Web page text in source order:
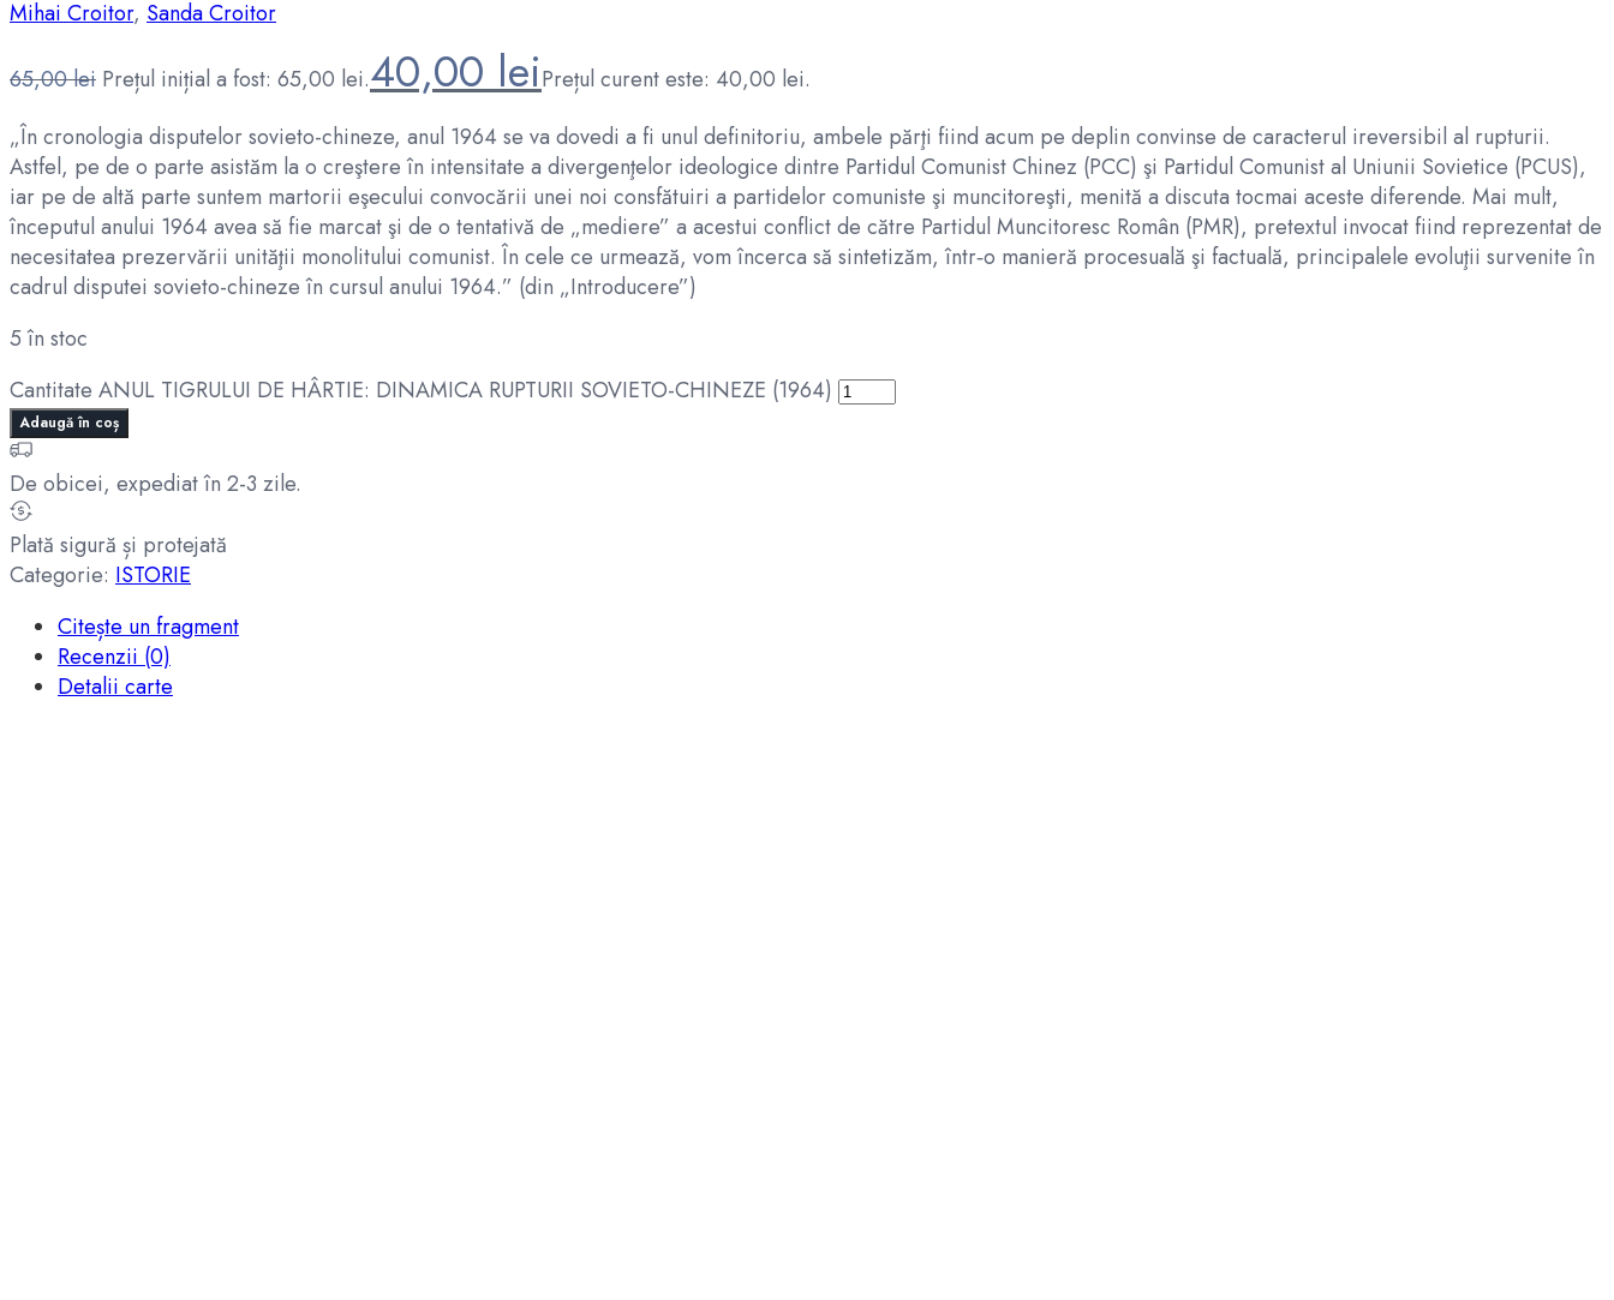
Mihai Croitor, Sanda Croitor
65,00lei Prețul inițial a fost: 65,00 lei.40,00leiPrețul curent este: 40,00 lei.
„În cronologia disputelor sovieto-chineze, anul 1964 se va dovedi a fi unul definitoriu, ambele părţi fiind acum pe deplin convinse de caracterul ireversibil al rupturii.
Astfel, pe de o parte asistăm la o creştere în intensitate a divergenţelor ideologice dintre Partidul Comunist Chinez (PCC) şi Partidul Comunist al Uniunii Sovietice (PCUS),
iar pe de altă parte suntem martorii eşecului convocării unei noi consfătuiri a partidelor comuniste şi muncitoreşti, menită a discuta tocmai aceste diferende. Mai mult,
începutul anului 1964 avea să fie marcat şi de o tentativă de „mediere” a acestui conflict de către Partidul Muncitoresc Român (PMR), pretextul invocat fiind reprezentat de
necesitatea prezervării unităţii monolitului comunist. În cele ce urmează, vom încerca să sintetizăm, într‑o manieră procesuală şi factuală, principalele evoluţii survenite în
cadrul disputei sovieto-chineze în cursul anului 1964.” (din „Introducere”)
5 în stoc
Cantitate ANUL TIGRULUI DE HÂRTIE: DINAMICA RUPTURII SOVIETO-CHINEZE (1964)
Adaugă în coș
De obicei, expediat în 2-3 zile.
Plată sigură și protejată
Categorie: ISTORIE
Citește un fragment
Recenzii (0)
Detalii carte